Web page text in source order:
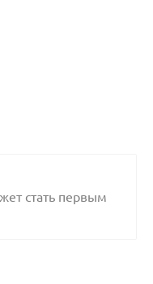
стать первым